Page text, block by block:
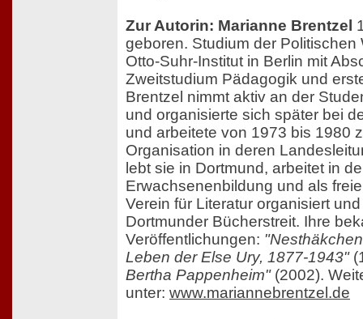
Zur Autorin: Marianne Brentzel
geboren. Studium der
Otto-Suhr-Institut in Berlin mit
Zweitstudium Pädagogik und
Brentzel nimmt aktiv an der
und organisierte sich später bei
und arbeitete von 1973 bis 1980
Organisation in deren
lebt sie in Dortmund, arbeitet in
Erwachsenenbildung und als
Verein für Literatur organisiert
Dortmunder Bücherstreit. Ihre
Veröffentlichungen:
Leben der Else Ury, 1877-1943"
Bertha Pappenheim"(2002).
unter: www.mariannebrentzel.de